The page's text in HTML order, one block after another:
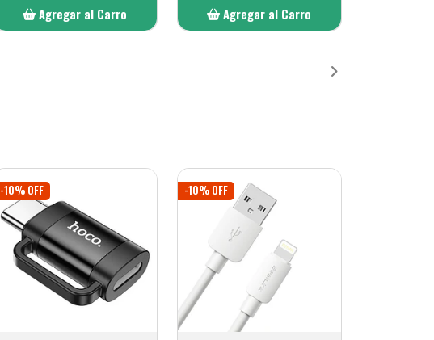
Agregar al Carro
Agregar al Carro
-10% OFF -10% OFF